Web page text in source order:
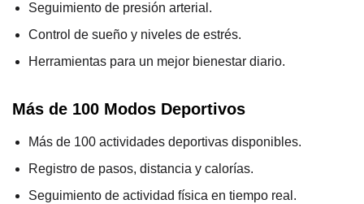
Seguimiento de presión arterial.
Control de sueño y niveles de estrés.
Herramientas para un mejor bienestar diario.
Más de 100 Modos Deportivos
Más de 100 actividades deportivas disponibles.
Registro de pasos, distancia y calorías.
Seguimiento de actividad física en tiempo real.